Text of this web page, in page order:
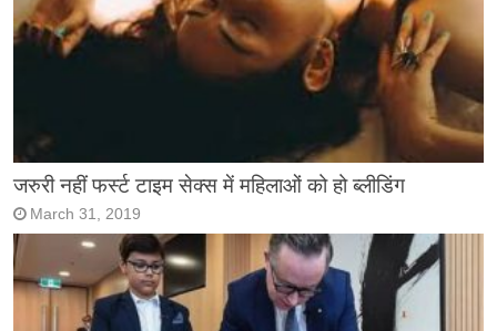
जरुरी नहीं फर्स्ट टाइम सेक्स में महिलाओं को हो ब्लीडिंग
March 31, 2019